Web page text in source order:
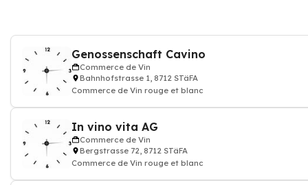
Genossenschaft Cavino
Commerce de Vin
Bahnhofstrasse 1, 8712 STäFA
Commerce de Vin rouge et blanc
In vino vita AG
Commerce de Vin
Bergstrasse 72, 8712 STäFA
Commerce de Vin rouge et blanc